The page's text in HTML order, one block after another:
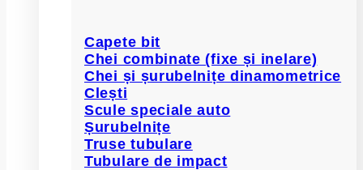
Capete bit
Chei combinate (fixe și inelare)
Chei și șurubelnițe dinamometrice
Clești
Scule speciale auto
Șurubelnițe
Truse tubulare
Tubulare de impact